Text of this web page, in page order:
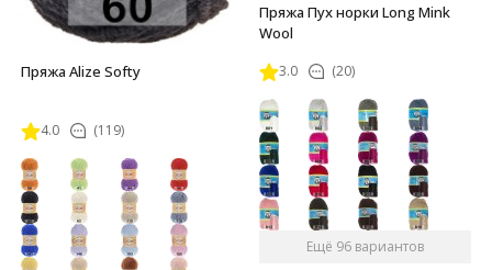
Пряжа Alize Softy
4.0 (119)
Пряжа Пух норки Long Mink
Wool
3.0 (20)
Ещё 96 вариантов